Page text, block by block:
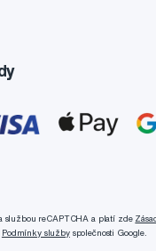
službou reCAPTCHA a platí zde
Podmínky službyspolečnosti Google.